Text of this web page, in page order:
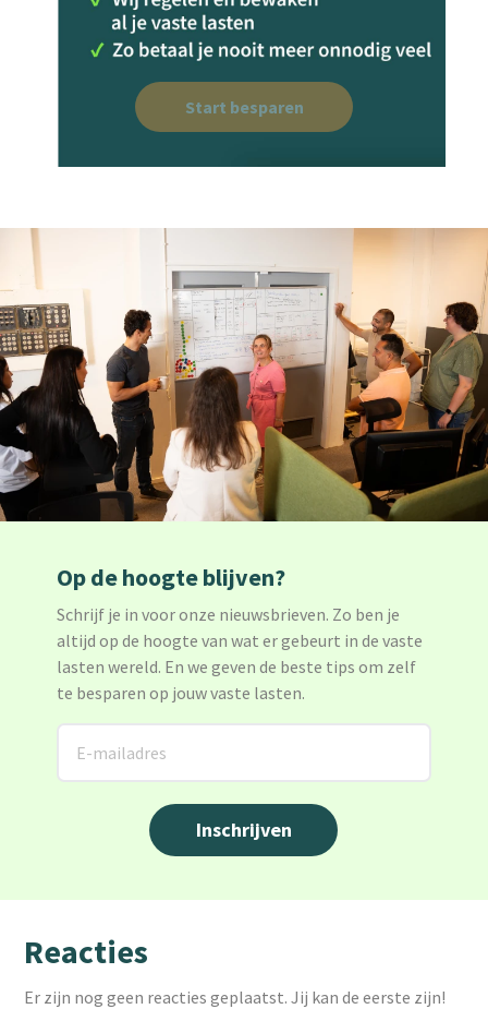
Start besparen
Op de hoogte blijven?
Schrijf je in voor onze nieuwsbrieven. Zo ben je
altijd op de hoogte van wat er gebeurt in de vaste
lasten wereld. En we geven de beste tips om zelf
te besparen op jouw vaste lasten.
Reacties
Er zijn nog geen reacties geplaatst. Jij kan de eerste zijn!